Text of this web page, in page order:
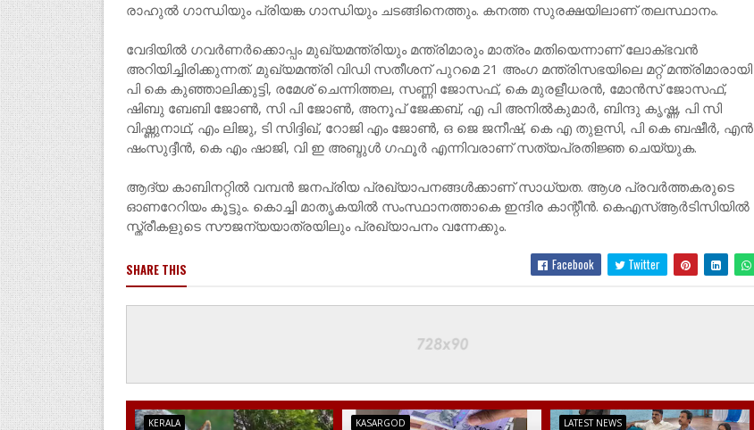
രാഹുൽ ​ഗാന്ധിയും പ്രിയങ്ക ​ഗാന്ധിയും ചടങ്ങിനെത്തും. കനത്ത സുരക്ഷയിലാണ് തലസ്ഥാനം.
വേദിയിൽ ഗവർണർക്കൊപ്പം മുഖ്യമന്ത്രിയും മന്ത്രിമാരും മാത്രം മതിയെന്നാണ് ലോക്ഭവൻ
അറിയിച്ചിരിക്കുന്നത്. മുഖ്യമന്ത്രി വിഡി സതീശന് പുറമെ 21 അംഗ മന്ത്രിസഭയിലെ മറ്റ് മന്ത്രിമാരായി
പി കെ കുഞ്ഞാലിക്കുട്ടി, രമേശ് ചെന്നിത്തല, സണ്ണി ജോസഫ്, കെ മുരളീധരൻ, മോൻസ് ജോസഫ്,
ഷിബു ബേബി ജോൺ, സി പി ജോൺ, അനൂപ് ജേക്കബ്, എ പി അനിൽകുമാർ, ബിന്ദു കൃഷ്ണ, പി സി
വിഷ്ണുനാഥ്, എം ലിജു, ടി സിദ്ദിഖ്, റോജി എം ജോൺ, ഒ ജെ ജനീഷ്, കെ എ തുളസി, പി കെ ബഷീർ, എൻ
ഷംസുദ്ദീൻ, കെ എം ഷാജി, വി ഇ അബ്ദുൾ ഗഫൂർ എന്നിവരാണ് സത്യപ്രതിജ്ഞ ചെയ്യുക.
ആദ്യ കാബിനറ്റിൽ വമ്പൻ ജനപ്രിയ പ്രഖ്യാപനങ്ങൾക്കാണ് സാധ്യത. ആശ പ്രവർത്തകരുടെ
ഓണറേറിയം കൂട്ടും. കൊച്ചി മാതൃകയിൽ സംസ്ഥാനത്താകെ ഇന്ദിര കാന്റീൻ. കെഎസ്ആർടിസിയിൽ
സ്ത്രീകളുടെ സൗജന്യയാത്രയിലും പ്രഖ്യാപനം വന്നേക്കും.
SHARE THIS Facebook Twitter
KERALA KASARGOD LATEST NEWS